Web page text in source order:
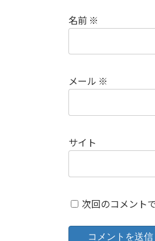
名前 ※
メール ※
サイト
次回のコメント